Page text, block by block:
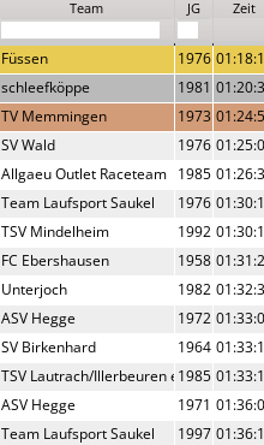
Team JG Zeit
Füssen 1976
schleefköppe 1981
TV Memmingen 1973
SV Wald 1976
Allgaeu Outlet Raceteam 1985
Team Laufsport Saukel 1976
TSV Mindelheim 1992
FC Ebershausen 1958
Unterjoch 1982
ASV Hegge 1972
SV Birkenhard 1964
TSV Lautrach/Illerbeuren e. V.
1985
ASV Hegge 1971
Team Laufsport Saukel 1997